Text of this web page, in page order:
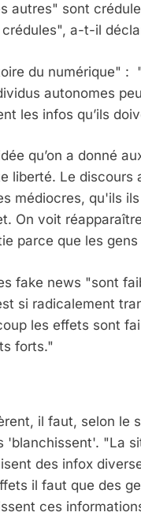
autres" sont
a-t-il
du numérique" :
autonomes
les infos qu’ils
qu’on a donné
liberté. Le discours
médiocres, qu'ils
On voit
parce que les
fake news "sont
si radicalement
les effets sont
forts."
il faut, selon le
'blanchissent'. "La
des infox
il faut que des
ces